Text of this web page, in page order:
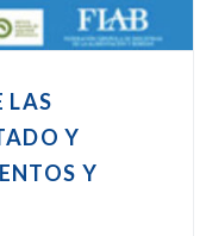
LAS
Y
Y